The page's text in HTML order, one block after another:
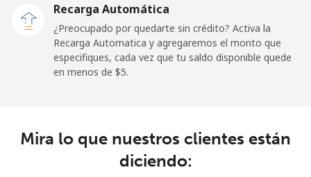
Línea fija ⁦1.5¢⁩
⁦$10⁩
⁦1.5¢⁩
665 min por
-
Recarga Automática
¿Preocupado por quedarte sin crédito? Activa la
Recarga Automatica y agregaremos el monto que
especifiques, cada vez que tu saldo disponible quede
en menos de ⁦$5⁩.
Mira lo que nuestros clientes están
diciendo: